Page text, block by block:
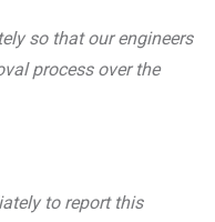
so that our engineers
process over the
to report this